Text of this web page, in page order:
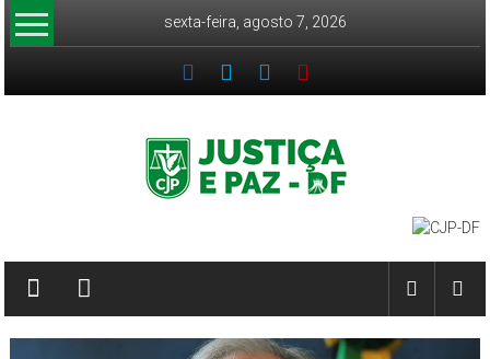
Pular
para
sexta-feira, agosto 7, 2026
DF
Comissão
Justiça